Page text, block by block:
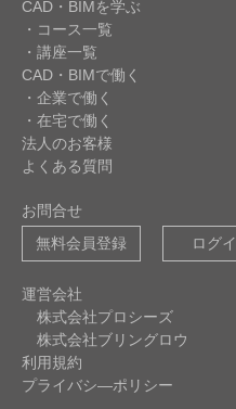
CAD・BIMを学ぶ
・コース一覧
・講座一覧
CAD・BIMで働く
・企業で働く
・在宅で働く
法人のお客様
よくある質問
お問合せ
無料会員登録
ログ
運営会社
株式会社プロシーズ
株式会社ブリングロウ
利用規約
プライバシ―ポリシー